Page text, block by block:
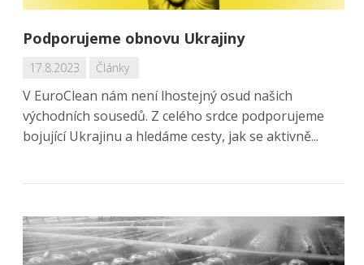
Podporujeme obnovu Ukrajiny
17.8.2023 Články
V EuroClean nám není lhostejný osud našich
východních sousedů. Z celého srdce podporujeme
bojující Ukrajinu a hledáme cesty, jak se aktivně...